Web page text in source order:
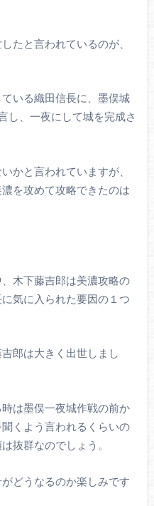
たと言われているのが、
いる織田信長に、墨俣城
し、一夜にして城を完成さ
かと言われていますが、
を攻めて攻略できたのは
木下藤吉郎は美濃攻略の
気に入られた要因の１つ
郎は大きく出世しまし
は墨俣一夜城作戦の前か
くよう言われるくらいの
抜群なのでしょう。
どうなるのか楽しみです